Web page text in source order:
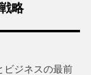
略
ビジネスの最前